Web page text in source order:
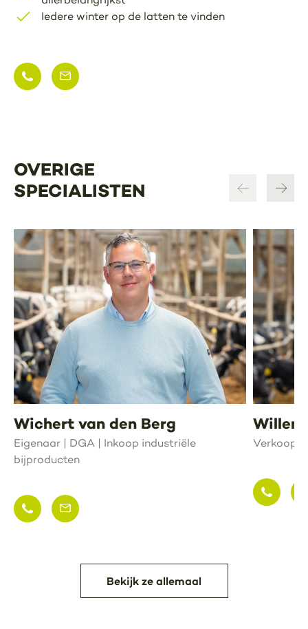
Iedere winter op de latten te vinden
OVERIGE
SPECIALISTEN
Wichert van den Berg
Eigenaar | DGA | Inkoop industriële
bijproducten
Willem
Bekijk ze allemaal